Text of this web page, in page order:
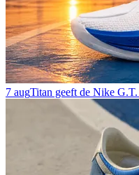
7 augTitan geeft de Nike